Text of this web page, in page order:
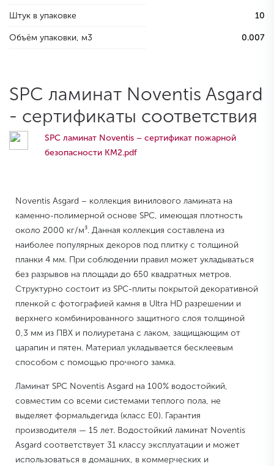
Штук в упаковке 10
Объём упаковки, м3 0.007
SPC ламинат Noventis Asgard
- сертификаты соответствия
SPC ламинат Noventis – сертификат пожарной
безопасности КМ2.pdf
Noventis Asgard – коллекция винилового ламината на
каменно-полимерной основе SPC, имеющая плотность
около 2000 кг/м³. Данная коллекция составлена из
наиболее популярных декоров под плитку с толщиной
планки 4 мм. При соблюдении правил может укладываться
без разрывов на площади до 650 квадратных метров.
Структурно состоит из SPC-плиты покрытой декоративной
пленкой с фотографией камня в Ultra HD разрешении и
верхнего комбинированного защитного слоя толщиной
0,3 мм из ПВХ и полиуретана с лаком, защищающим от
царапин и пятен. Материал укладывается бесклеевым
способом с помощью прочного замка.
Ламинат SPC Noventis Asgard на 100% водостойкий,
совместим со всеми системами теплого пола, не
выделяет формальдегида (класс E0). Гарантия
производителя — 15 лет. Водостойкий ламинат Noventis
Asgard соответствует 31 классу эксплуатации и может
использоваться в домашних, в коммерческих и